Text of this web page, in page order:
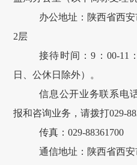
办公地址：陕西省西
2层
接待时间：9 ： 00-11
日、公休日除外）。
信息公开业务联系电
报和咨询业务，请拨打029-
传真：029-88361700
通信地址：陕西省西